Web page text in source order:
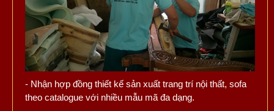
- Nhận hợp đồng thiết kế sản xuất trang trí nội thất, sofa
theo catalogue với nhiều mẫu mã đa dạng.